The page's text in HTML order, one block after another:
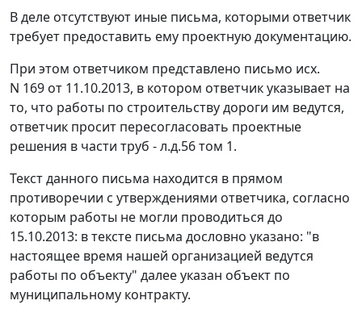
В деле отсутствуют иные письма, которыми ответчик
требует предоставить ему проектную документацию.
При этом ответчиком представлено письмо исх.
N 169 от 11.10.2013, в котором ответчик указывает на
то, что работы по строительству дороги им ведутся,
ответчик просит пересогласовать проектные
решения в части труб - л.д.56 том 1.
Текст данного письма находится в прямом
противоречии с утверждениями ответчика, согласно
которым работы не могли проводиться до
15.10.2013: в тексте письма дословно указано: "в
настоящее время нашей организацией ведутся
работы по объекту" далее указан объект по
муниципальному контракту.